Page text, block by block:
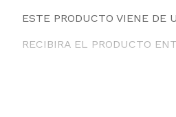
ESTE PRODUCTO VIENE DE
RECIBIRA EL PRODUCTO